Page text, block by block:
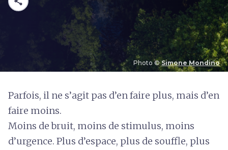
Photo ©Simone Mondino
Parfois, il ne s’agit pas d’en faire plus, mais d’en
faire moins.
Moins de bruit, moins de stimulus, moins
d’urgence. Plus d’espace, plus de souffle, plus